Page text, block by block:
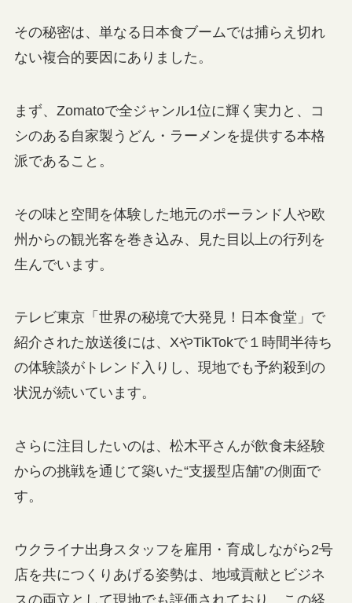
その秘密は、単なる日本食ブームでは捕らえ切れ
ない複合的要因にありました。
まず、Zomatoで全ジャンル1位に輝く実力と、コ
シのある自家製うどん・ラーメンを提供する本格
派であること。
その味と空間を体験した地元のポーランド人や欧
州からの観光客を巻き込み、見た目以上の行列を
生んでいます。
テレビ東京「世界の秘境で大発見！日本食堂」で
紹介された放送後には、XやTikTokで１時間半待ち
の体験談がトレンド入りし、現地でも予約殺到の
状況が続いています。
さらに注目したいのは、松木平さんが飲食未経験
からの挑戦を通じて築いた“支援型店舗”の側面で
す。
ウクライナ出身スタッフを雇用・育成しながら2号
店を共につくりあげる姿勢は、地域貢献とビジネ